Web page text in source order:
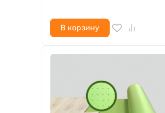
В корзину